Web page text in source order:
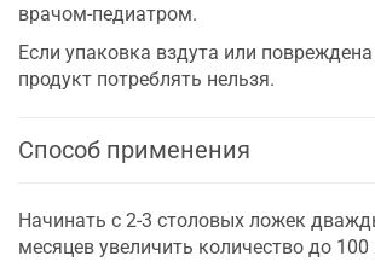
врачом-педиатром.
Если упаковка вздута или повреждена
продукт потреблять нельзя.
Способ применения
Начинать с 2-3 столовых ложек
месяцев увеличить количество до 100